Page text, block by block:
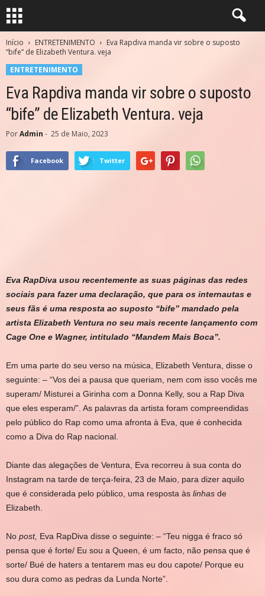
Início ENTRETENIMENTO
Eva Rapdiva manda vir sobre o suposto
“bife” de Elizabeth Ventura. veja
ENTRETENIMENTO
Eva Rapdiva manda vir sobre o suposto
“bife” de Elizabeth Ventura. veja
PorAdmin - 25 de Maio, 2023
Facebook Twitter
Eva RapDiva usou recentemente as suas páginas das redes
sociais para fazer uma declaração, que para os internautas e
seus fãs é uma resposta ao suposto “bife” mandado pela
artista Elizabeth Ventura no seu mais recente lançamento com
Cage One e Wagner, intitulado “Mandem Mais Boca”.
Em uma parte do seu verso na música, Elizabeth Ventura, disse o
seguinte: – “Vos dei a pausa que queriam, nem com isso vocês me
superam/ Misturei a Girinha com a Donna Kelly, sou a Rap Diva
que eles esperam/”. As palavras da artista foram compreendidas
pelo público do Rap como uma afronta à Eva, que é conhecida
como a Diva do Rap nacional.
Diante das alegações de Ventura, Eva recorreu à sua conta do
Instagram na tarde de terça-feira, 23 de Maio, para dizer aquilo
que é considerada pelo público, uma resposta às linhas de
Elizabeth.
No post, Eva RapDiva disse o seguinte: – “Teu nigga é fraco só
pensa que é forte/ Eu sou a Queen, é um facto, não pensa que é
sorte/ Bué de haters a tentarem mas eu dou capote/ Porque eu
sou dura como as pedras da Lunda Norte”.